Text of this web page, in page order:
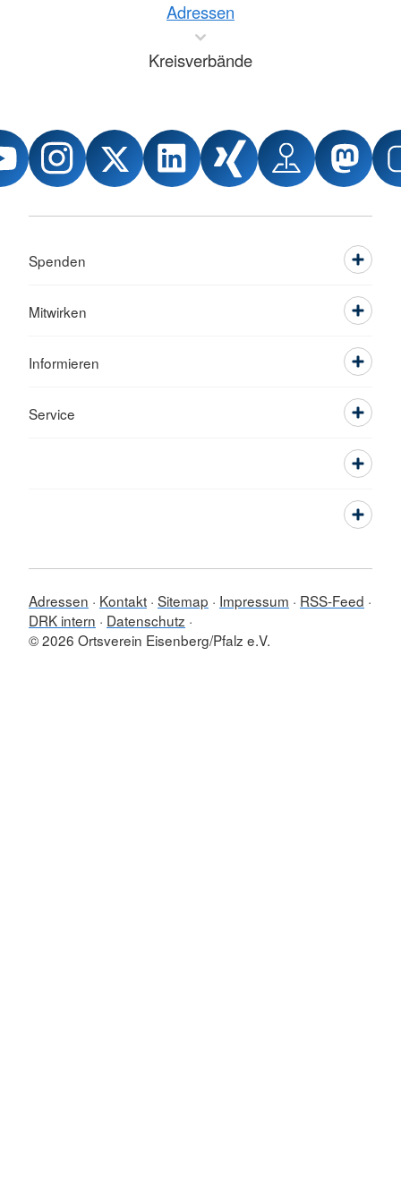
Adressen
Kreisverbände
Spenden
Mitwirken
Informieren
Service
Adressen Kontakt Sitemap Impressum
RSS-Feed
DRK intern
Datenschutz
© 2026 Ortsverein Eisenberg/Pfalz e.V.